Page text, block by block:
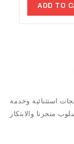
ADD TO
استثنائية وخدمة